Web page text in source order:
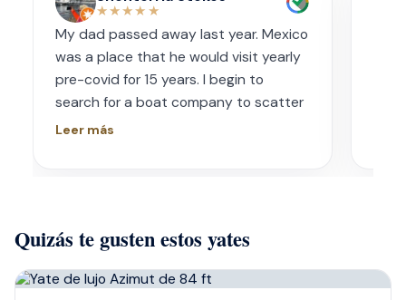
★★★★★
My dad passed away last year. Mexico
was a place that he would visit yearly
pre-covid for 15 years. I begin to
search for a boat company to scatter
his ashes in his favorite place one year
they were sensitive to the occasion. If
memorialize a love one. Look no further.
Leer más
Quizás te gusten estos yates